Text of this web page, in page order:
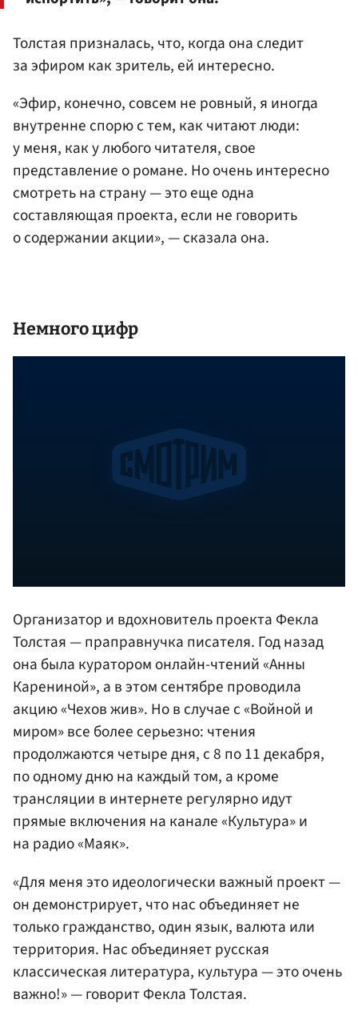
Толстая призналась, что, когда она следит
за эфиром как зритель, ей интересно.
«Эфир, конечно, совсем не ровный, я иногда
внутренне спорю с тем, как читают люди:
у меня, как у любого читателя, свое
представление о романе. Но очень интересно
смотреть на страну — это еще одна
составляющая проекта, если не говорить
о содержании акции», — сказала она.
Немного цифр
Организатор и вдохновитель проекта Фекла
Толстая — праправнучка писателя. Год назад
она была куратором онлайн-чтений «Анны
Карениной», а в этом сентябре проводила
акцию «Чехов жив». Но в случае с «Войной и
миром» все более серьезно: чтения
продолжаются четыре дня, с 8 по 11 декабря,
по одному дню на каждый том, а кроме
трансляции в интернете регулярно идут
прямые включения на канале «Культура» и
на радио «Маяк».
«Для меня это идеологически важный проект —
он демонстрирует, что нас объединяет не
только гражданство, один язык, валюта или
территория. Нас объединяет русская
классическая литература, культура — это очень
важно!» — говорит Фекла Толстая.